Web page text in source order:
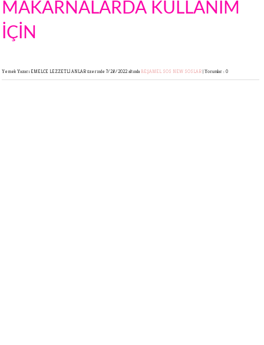
MAKARNALARDA KULLANIM
İÇİN
Yemek Yazarı EMELCE LEZZETLİ ANLARüzerinde 7/28/2022 altında BEŞAMEL SOS NEW SOSLAR | Yorumlar : 0